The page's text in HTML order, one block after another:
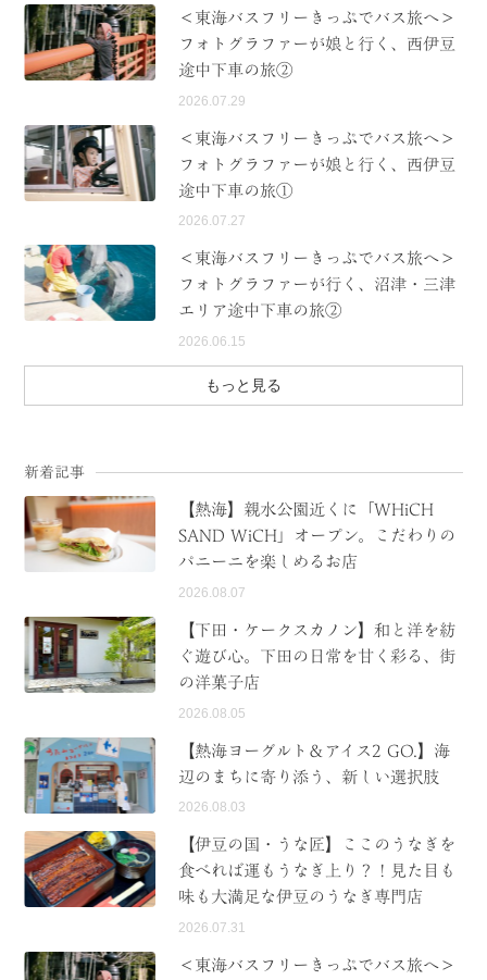
＜東海バスフリーきっぷでバス旅へ＞
フォトグラファーが娘と行く、西伊豆
途中下車の旅②
2026.07.29
＜東海バスフリーきっぷでバス旅へ＞
フォトグラファーが娘と行く、西伊豆
途中下車の旅①
2026.07.27
＜東海バスフリーきっぷでバス旅へ＞
フォトグラファーが行く、沼津・三津
エリア途中下車の旅②
2026.06.15
もっと見る
新着記事
【熱海】親水公園近くに「WHiCH
SAND WiCH」オープン。こだわりの
パニーニを楽しめるお店
2026.08.07
【下田・ケークスカノン】和と洋を紡
ぐ遊び心。下田の日常を甘く彩る、街
の洋菓子店
2026.08.05
【熱海ヨーグルト＆アイス2 GO.】海
辺のまちに寄り添う、新しい選択肢
2026.08.03
【伊豆の国・うな匠】ここのうなぎを
食べれば運もうなぎ上り？！見た目も
味も大満足な伊豆のうなぎ専門店
2026.07.31
＜東海バスフリーきっぷでバス旅へ＞